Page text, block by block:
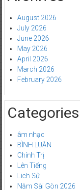
August 2026
July 2026
June 2026
May 2026
April 2026
March 2026
February 2026
Categories
âm nhạc
BÌNH LUẬN
Chính Trị
Lên Tiếng
Lich Sử
Năm Sài Gòn 2026